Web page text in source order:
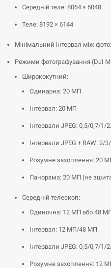
Середній теле: 8064 × 6048
Теле: 8192 × 6144
Мінімальний інтервал між
Режими фотографування (DJI
Ширококутний:
Одинарна: 20 МП
Інтервал: 20 МП
Інтервали JPEG: 0,5/0,7/
Інтервали JPEG + RAW:
Розумне захоплення: 20
Панорама: 20 МП (не
Середній телескоп:
Одиночна: 12 МП або 48
Інтервал: 12 МП/48 МП
Інтервали JPEG: 0,5/0,7/
Розумне захоплення: 12